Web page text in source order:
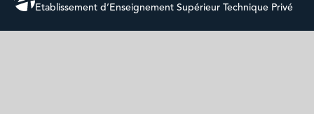
Etablissement d’Enseignement Supérieur Technique Privé